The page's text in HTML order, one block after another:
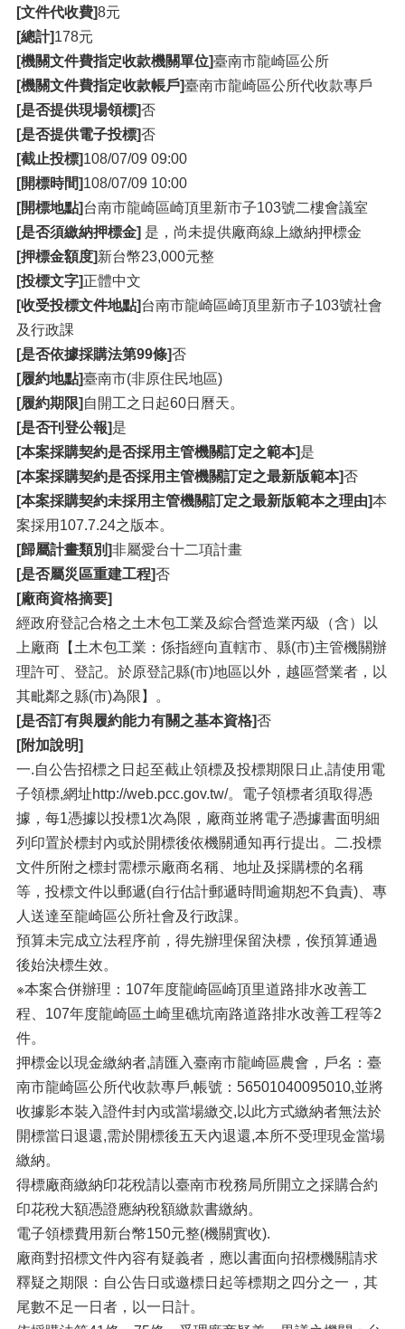
[文件代收費]8元
[總計]178元
[機關文件費指定收款機關單位]臺南市龍崎區公所
[機關文件費指定收款帳戶]臺南市龍崎區公所代收款專戶
[是否提供現場領標]否
[是否提供電子投標]否
[截止投標]108/07/09 09:00
[開標時間]108/07/09 10:00
[開標地點]台南市龍崎區崎頂里新市子103號二樓會議室
[是否須繳納押標金] 是，尚未提供廠商線上繳納押標金
[押標金額度]新台幣23,000元整
[投標文字]正體中文
[收受投標文件地點]台南市龍崎區崎頂里新市子103號社會
及行政課
[是否依據採購法第99條]否
[履約地點]臺南市(非原住民地區)
[履約期限] 自開工之日起60日曆天。
[是否刊登公報]是
[本案採購契約是否採用主管機關訂定之範本]是
[本案採購契約是否採用主管機關訂定之最新版範本]否
[本案採購契約未採用主管機關訂定之最新版範本之理由]本
案採用107.7.24之版本。
[歸屬計畫類別]非屬愛台十二項計畫
[是否屬災區重建工程]否
[廠商資格摘要]
經政府登記合格之土木包工業及綜合營造業丙級（含）以
上廠商【土木包工業：係指經向直轄市、縣(市)主管機關辦
理許可、登記。於原登記縣(市)地區以外，越區營業者，以
其毗鄰之縣(市)為限】。
[是否訂有與履約能力有關之基本資格]否
[附加說明]
一.自公告招標之日起至截止領標及投標期限日止,請使用電
子領標,網址http://web.pcc.gov.tw/。電子領標者須取得憑
據，每1憑據以投標1次為限，廠商並將電子憑據書面明細
列印置於標封內或於開標後依機關通知再行提出。二.投標
文件所附之標封需標示廠商名稱、地址及採購標的名稱
等，投標文件以郵遞(自行估計郵遞時間逾期恕不負責)、專
人送達至龍崎區公所社會及行政課。
預算未完成立法程序前，得先辦理保留決標，俟預算通過
後始決標生效。
※本案合併辦理：107年度龍崎區崎頂里道路排水改善工
程、107年度龍崎區土崎里礁坑南路道路排水改善工程等2
件。
押標金以現金繳納者,請匯入臺南市龍崎區農會，戶名：臺
南市龍崎區公所代收款專戶,帳號：56501040095010,並將
收據影本裝入證件封內或當場繳交,以此方式繳納者無法於
開標當日退還,需於開標後五天內退還,本所不受理現金當場
繳納。
得標廠商繳納印花稅請以臺南市稅務局所開立之採購合約
印花稅大額憑證應納稅額繳款書繳納。
電子領標費用新台幣150元整(機關實收).
廠商對招標文件內容有疑義者，應以書面向招標機關請求
釋疑之期限：自公告日或邀標日起等標期之四分之一，其
尾數不足一日者，以一日計。